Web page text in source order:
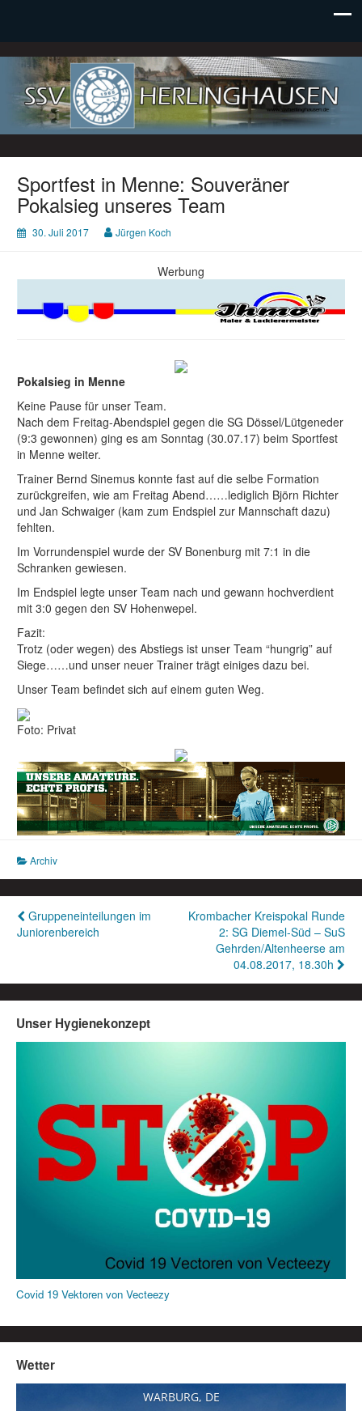
SSV Herlinghausen e. V.
Sportfest in Menne: Souveräner
Pokalsieg unseres Team
30. Juli 2017 Jürgen Koch
Werbung
Pokalsieg in Menne
Keine Pause für unser Team.
Nach dem Freitag-Abendspiel gegen die SG Dössel/Lütgeneder
(9:3 gewonnen) ging es am Sonntag (30.07.17) beim Sportfest
in Menne weiter.
Trainer Bernd Sinemus konnte fast auf die selbe Formation
zurückgreifen, wie am Freitag Abend……lediglich Björn Richter
und Jan Schwaiger (kam zum Endspiel zur Mannschaft dazu)
fehlten.
Im Vorrundenspiel wurde der SV Bonenburg mit 7:1 in die
Schranken gewiesen.
Im Endspiel legte unser Team nach und gewann hochverdient
mit 3:0 gegen den SV Hohenwepel.
Fazit:
Trotz (oder wegen) des Abstiegs ist unser Team “hungrig” auf
Siege……und unser neuer Trainer trägt einiges dazu bei.
Unser Team befindet sich auf einem guten Weg.
Foto: Privat
Archiv
Beitragsnavigation
Gruppeneinteilungen im
Juniorenbereich
Krombacher Kreispokal Runde
2: SG Diemel-Süd – SuS
Gehrden/Altenheerse am
04.08.2017, 18.30h
Unser Hygienekonzept
Covid 19 Vektoren von Vecteezy
Wetter
WARBURG, DE